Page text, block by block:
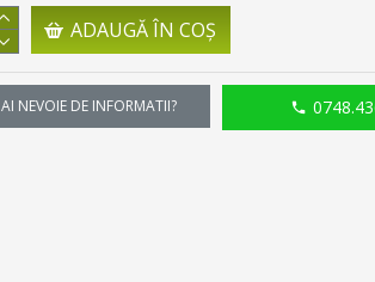
ADAUGĂ ÎN COŞ
AI NEVOIE DE INFORMATII?